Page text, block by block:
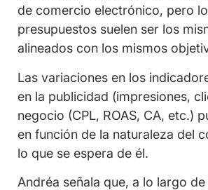
de comercio electrónico, pero
presupuestos suelen ser los
alineados con los mismos
Las variaciones en los
en la publicidad (impresiones,
negocio (CPL, ROAS, CA, etc.)
en función de la naturaleza del
lo que se espera de él.
Andréa señala que, a lo largo